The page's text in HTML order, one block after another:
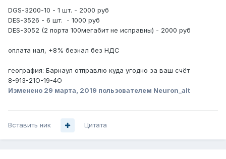
DGS-3200-10 - 1 шт. - 2000 руб
DES-3526 - 6 шт. - 1000 руб
DES-3052 (2 порта 100мегабит не исправны) - 2000 руб
оплата нал, +8% безнал без НДС
география: Барнаул отправлю куда угодно за ваш счёт
8-913-21О-19-4O
Изменено 29 марта, 2019 пользователем Neuron_alt
Вставить ник Цитата